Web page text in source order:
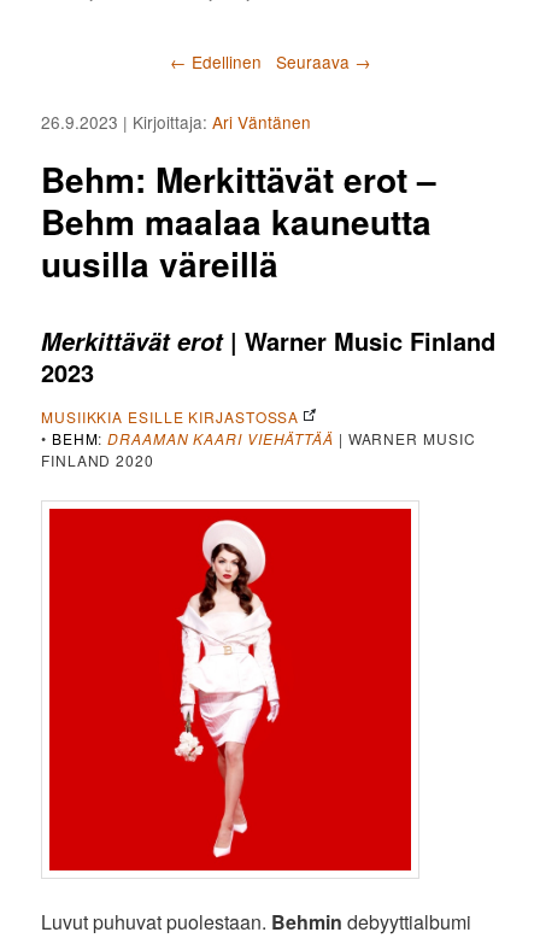
Artikkelien selaus
← Edellinen Seuraava →
Behm: Merkittävät erot –
Behm maalaa kauneutta
uusilla väreillä
26.9.2023 | Kirjoittaja:Ari Väntänen
Merkittävät erot| Warner Music Finland
2023
MUSIIKKIA ESILLE KIRJASTOSSA
• BEHM:DRAAMAN KAARI VIEHÄTTÄÄ | WARNER MUSIC
FINLAND 2020
Luvut puhuvat puolestaan. Behmin debyyttialbumi